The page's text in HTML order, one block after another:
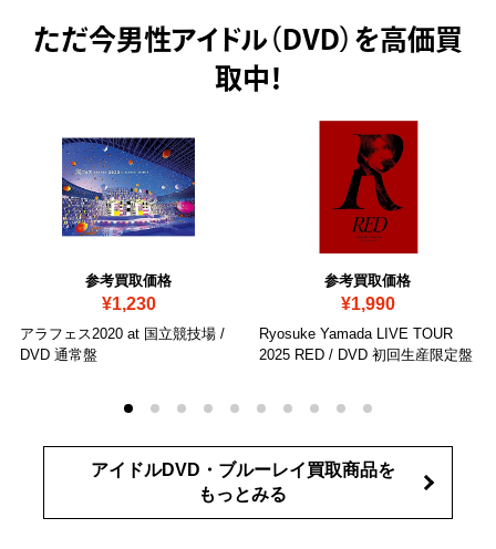
ただ今男性アイドル（DVD）を高価買
取中！
参考買取価格
¥1,230
アラフェス2020 at 国立競技場 /
DVD 通常盤
参考買取価格
¥1,990
Ryosuke Yamada LIVE TOUR
2025 RED / DVD 初回生産限定盤
アイドルDVD・ブルーレイ買取商品を
もっとみる